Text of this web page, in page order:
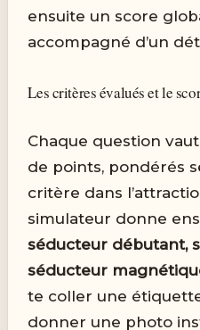
ensuite un score
accompagné d’un
Les critères évalués et le
Chaque question
de points, pondérés
critère dans
simulateur donne
séducteur débutant,
séducteur
te coller une
donner une photo